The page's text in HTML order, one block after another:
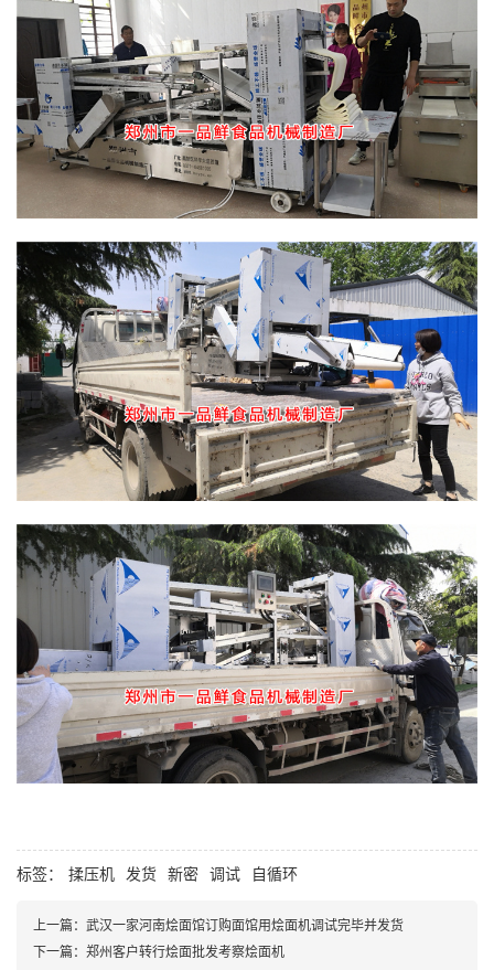
标签： 揉压机 发货 新密 调试 自循环
上一篇： 武汉一家河南烩面馆订购面馆用烩面机调试完毕并发货
下一篇： 郑州客户转行烩面批发考察烩面机